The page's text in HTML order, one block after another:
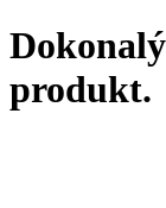
produkt.